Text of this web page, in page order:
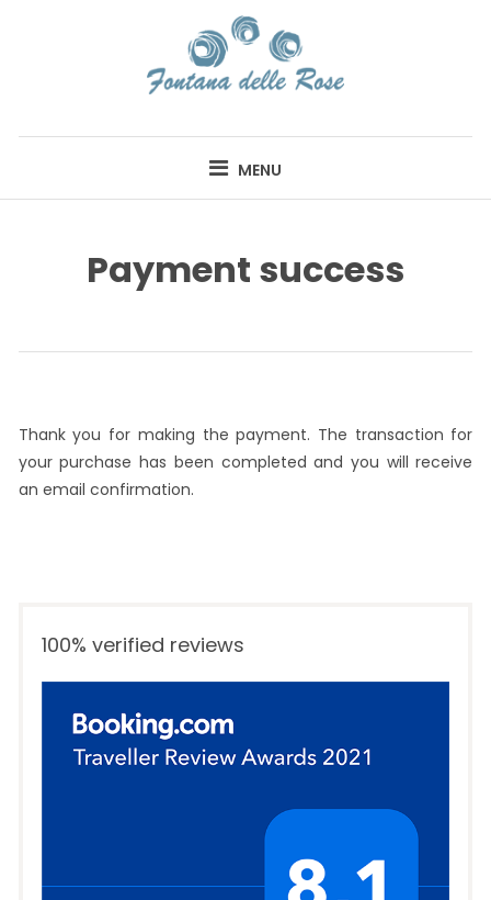
FONTANA DELLE
MENU
Payment success
Thank you for making the payment. The transaction for
your purchase has been completed and you will receive
an email confirmation.
100% verified reviews